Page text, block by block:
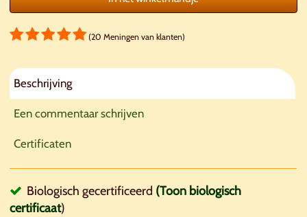
(20 Meningen van klanten)
Beschrijving
Een commentaar schrijven
Certificaten
Biologisch gecertificeerd (Toon biologisch
certificaat)